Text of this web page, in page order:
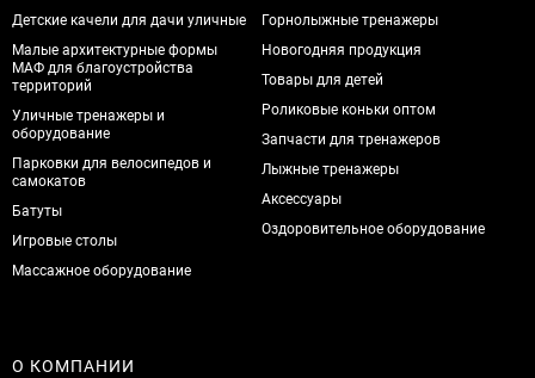
Детские качели для дачи уличные
Малые архитектурные формы
МАФ для благоустройства
территорий
Уличные тренажеры и
оборудование
Парковки для велосипедов и
самокатов
Батуты
Игровые столы
Массажное оборудование
Горнолыжные тренажеры
Новогодняя продукция
Товары для детей
Роликовые коньки оптом
Запчасти для тренажеров
Лыжные тренажеры
Аксессуары
Оздоровительное оборудование
О КОМПАНИИ